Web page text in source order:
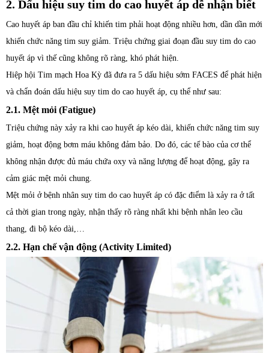
2. Dấu hiệu suy tim do cao huyết áp dễ nhận biết
Cao huyết áp ban đầu chỉ khiến tim phải hoạt động nhiều hơn, dần dần mới
khiến chức năng tim suy giảm. Triệu chứng giai đoạn đầu suy tim do cao
huyết áp vì thế cũng không rõ ràng, khó phát hiện.
Hiệp hội Tim mạch Hoa Kỳ đã đưa ra 5 dấu hiệu sớm FACES để phát hiện
và chẩn đoán dấu hiệu suy tim do cao huyết áp, cụ thể như sau:
2.1. Mệt mỏi (Fatigue)
Triệu chứng này xảy ra khi cao huyết áp kéo dài, khiến chức năng tim suy
giảm, hoạt động bơm máu không đảm bảo. Do đó, các tế bào của cơ thể
không nhận được đủ máu chứa oxy và năng lượng để hoạt động, gây ra
cảm giác mệt mỏi chung.
Mệt mỏi ở bệnh nhân suy tim do cao huyết áp có đặc điểm là xảy ra ở tất
cả thời gian trong ngày, nhận thấy rõ ràng nhất khi bệnh nhân leo cầu
thang, đi bộ kéo dài,…
2.2. Hạn chế vận động (Activity Limited)